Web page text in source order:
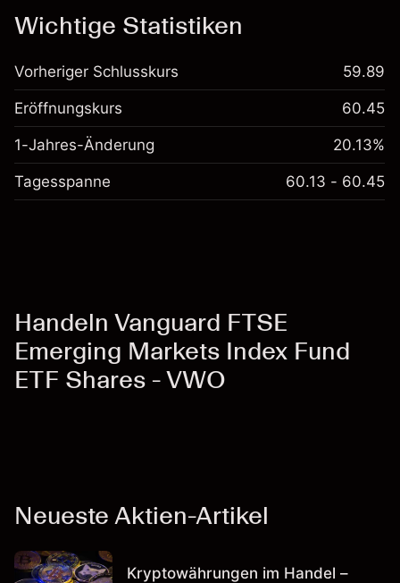
Wichtige Statistiken
Vorheriger Schlusskurs 59.89
Eröffnungskurs 60.45
1-Jahres-Änderung 20.13%
Tagesspanne 60.13 - 60.45
Handeln Vanguard FTSE
Emerging Markets Index Fund
ETF Shares - VWO
Neueste Aktien-Artikel
Kryptowährungen im Handel –